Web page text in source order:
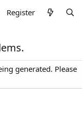
Register
generated. Please